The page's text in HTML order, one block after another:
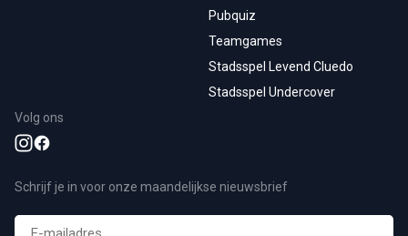
Pubquiz
Teamgames
Stadsspel Levend Cluedo
Stadsspel Undercover
Volg ons
Schrijf je in voor onze maandelijkse nieuwsbrief
E-